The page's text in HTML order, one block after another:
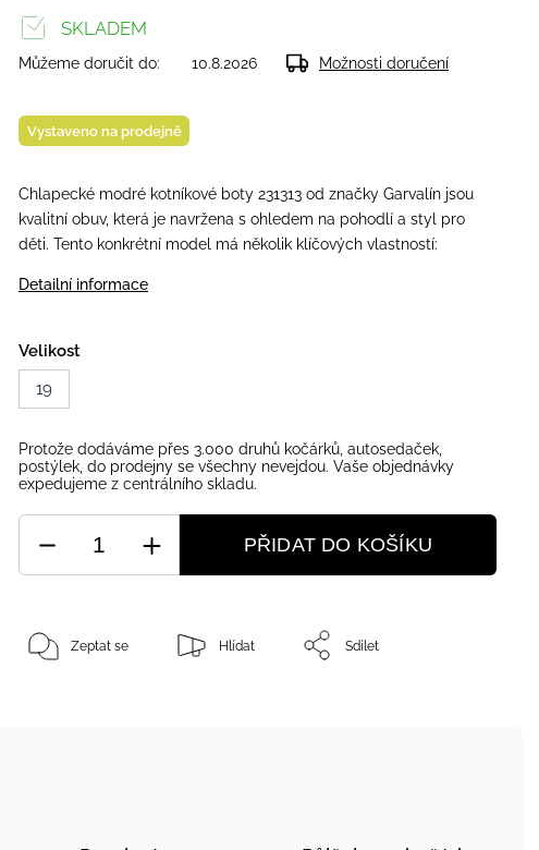
Vystaveno na prodejně
Chlapecké modré kotníkové boty 231313 od značky Garvalín jsou
kvalitní obuv, která je navržena s ohledem na pohodlí a styl pro
děti. Tento konkrétní model má několik klíčových vlastností:
Detailní informace
Velikost
19
SKLADEM
Můžeme doručit do: 10.8.2026 Možnosti doručení
Protože dodáváme přes 3.000 druhů kočárků, autosedaček,
postýlek, do prodejny se všechny nevejdou. Vaše objednávky
expedujeme z centrálního skladu.
PŘIDAT DO KOŠÍKU
Zeptat se Hlídat Sdílet